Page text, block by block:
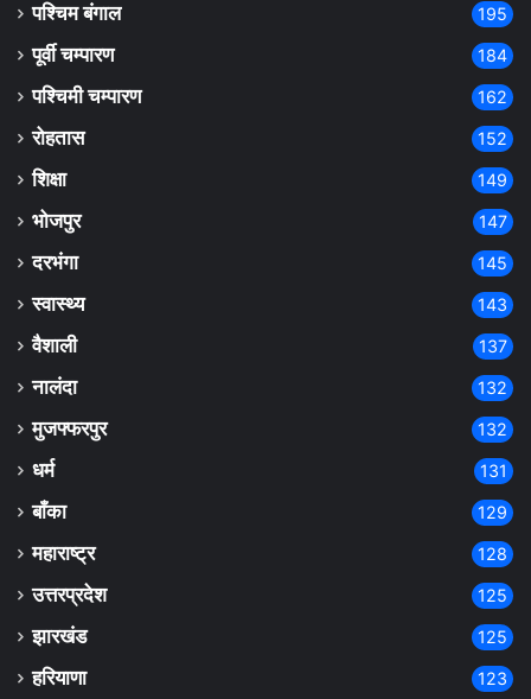
पश्चिम बंगाल 195
पूर्वी चम्पारण 184
पश्चिमी चम्पारण 162
रोहतास 152
शिक्षा 149
भोजपुर 147
दरभंगा 145
स्वास्थ्य 143
वैशाली 137
नालंदा 132
मुजफ्फरपुर 132
धर्म 131
बाँका 129
महाराष्ट्र 128
उत्तरप्रदेश 125
झारखंड 125
हरियाणा 123